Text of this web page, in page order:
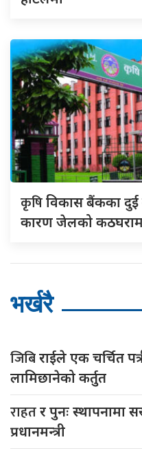
कृषिविकास बैंकका दुई
कारण जेलको
भर्खरै
जिबिराईले एक चर्चित
लामिछानेको कर्तुत
राहतर पुनः स्थापनामा
प्रधानमन्त्री